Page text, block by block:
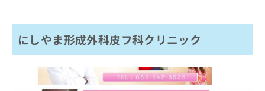
にしやま形成外科皮フ科クリニック